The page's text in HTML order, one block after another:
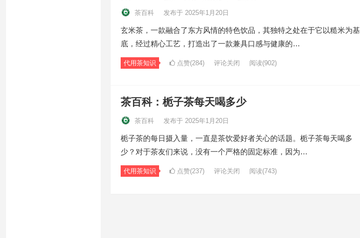
茶百科 发布于 2025年1月20日
玄米茶，一款融合了东方风情的特色饮品，其独特之处在于它以糙米为基
底，经过精心工艺，打造出了一款兼具口感与健康的…
代用茶知识 点赞(284) 评论关闭 阅读(902)
茶百科：栀子茶每天喝多少
茶百科 发布于 2025年1月20日
栀子茶的每日摄入量，一直是茶饮爱好者关心的话题。栀子茶每天喝多
少？对于茶友们来说，没有一个严格的固定标准，因为…
代用茶知识 点赞(237) 评论关闭 阅读(743)